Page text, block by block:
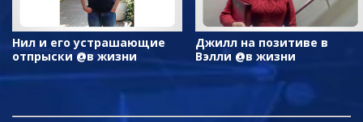
Нил и его устрашающие
отпрыски @в жизни
Джилл на позитиве в
Вэлли @в жизни